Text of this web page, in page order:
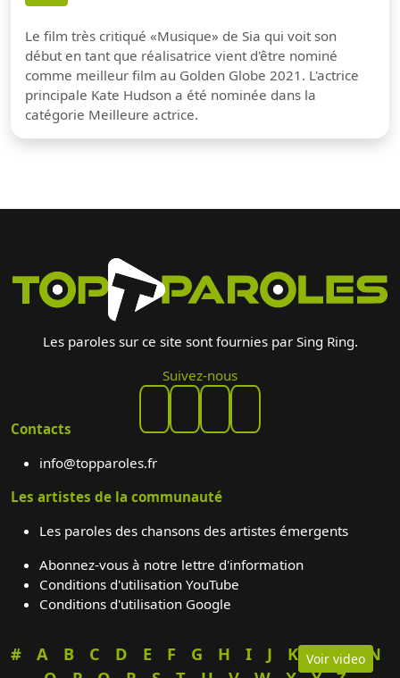
Voir video
Le film très critiqué «Musique» de Sia qui voit son
début en tant que réalisatrice vient d'être nominé
comme meilleur film au Golden Globe 2021. L'actrice
principale Kate Hudson a été nominée dans la
catégorie Meilleure actrice.
Les paroles sur ce site sont fournies par Sing Ring.
Suivez-nous
Contacts
info@topparoles.fr
Les artistes de la communauté
Les paroles des chansons des artistes émergents
Abonnez-vous à notre lettre d'information
Conditions d'utilisation YouTube
Conditions d'utilisation Google
# A B C D E F G H I J K L M
N